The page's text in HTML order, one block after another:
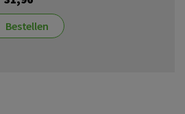
Bestellen